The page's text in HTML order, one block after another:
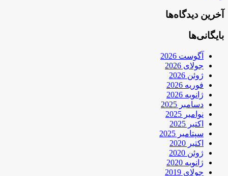
آخرین دیدگاه‌ها
بایگانی‌ها
آگوست 2026
جولای 2026
ژوئن 2026
فوریه 2026
ژانویه 2026
دسامبر 2025
نوامبر 2025
اکتبر 2025
سپتامبر 2025
اکتبر 2020
ژوئن 2020
ژانویه 2020
جولای 2019